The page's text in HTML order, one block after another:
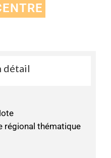
détail
régional thématique